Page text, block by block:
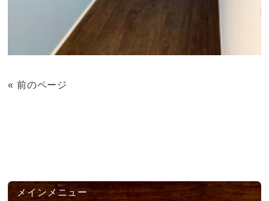
« 前のページ
メインメニュー